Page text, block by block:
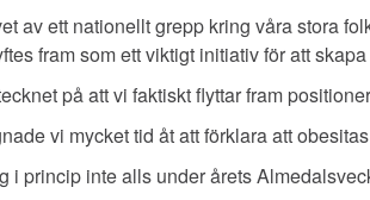
av ett nationellt grepp kring våra stora
fram som ett viktigt initiativ för att
på att vi faktiskt flyttar fram
vi mycket tid åt att förklara att
i princip inte alls under årets